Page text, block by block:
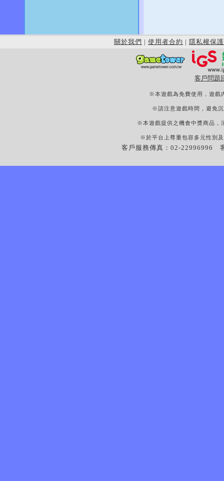
關於我們 | 使用者合約 | 隱私權保護
客戶問題
※本遊戲為免費使用，遊戲
※請注意遊戲時間，避免
※本遊戲提供之機會中獎商品，
※於平台上尊重包容多元性別
客戶服務傳真：02-22996996